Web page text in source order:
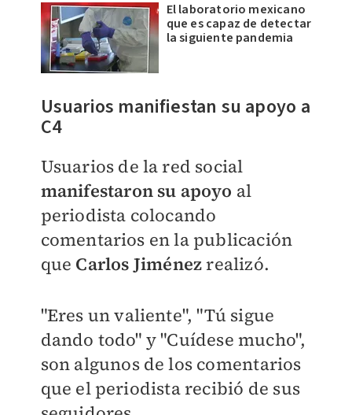
El laboratorio mexicano
que es capaz de detectar
la siguiente pandemia
Usuarios manifiestan su apoyo a
C4
Usuarios de la red social
manifestaron su apoyo al
periodista colocando
comentarios en la publicación
que Carlos Jiménezrealizó.
"Eres un valiente", "Tú sigue
dando todo" y "Cuídese mucho",
son algunos de los comentarios
que el periodista recibió de sus